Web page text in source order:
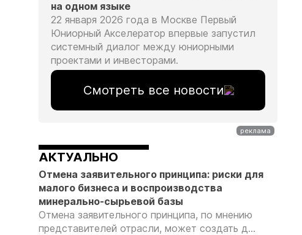
на одном языке
22 января 2026 года в Москве Первый
Юниорный Акселератор впервые запустил
системный диалог между юниорными
проектами и инвесторами.
Смотреть все новости
АКТУАЛЬНО
Отмена заявительного принципа: риски для
малого бизнеса и воспроизводства
минерально-сырьевой базы
Отмена заявительного принципа, по мнению
представителей отрасли, может создать д...